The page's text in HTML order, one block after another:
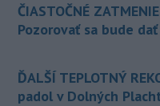
ČIASTOČNÉ
Pozorovať sa bude
ĎALŠÍ TEPLOTNÝ
padol v Dolných